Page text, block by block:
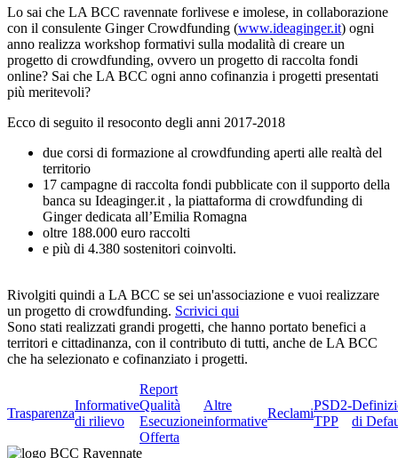
Lo sai che LA BCC ravennate forlivese e imolese, in collaborazione
con il consulente Ginger Crowdfunding (www.ideaginger.it) ogni
anno realizza workshop formativi sulla modalità di creare un
progetto di crowdfunding, ovvero un progetto di raccolta fondi
online? Sai che LA BCC ogni anno cofinanzia i progetti presentati
più meritevoli?
Ecco di seguito il resoconto degli anni 2017-2018
due corsi di formazione al crowdfunding aperti alle realtà del
territorio
17 campagne di raccolta fondi pubblicate con il supporto della
banca su Ideaginger.it , la piattaforma di crowdfunding di
Ginger dedicata all’Emilia Romagna
oltre 188.000 euro raccolti
e più di 4.380 sostenitori coinvolti.
Rivolgiti quindi a LA BCC se sei un'associazione e vuoi realizzare
un progetto di crowdfunding. Scrivici qui
Sono stati realizzati grandi progetti, che hanno portato benefici a
territori e cittadinanza, con il contributo di tutti, anche de LA BCC
che ha selezionato e cofinanziato i progetti.
Trasparenza
Informative
di rilievo
Report
Qualità
Esecuzione
Offerta
Altre
informative
Reclami
PSD2-
TPP
di